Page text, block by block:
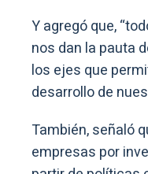
Y agregó que,
nos dan la pauta
los ejes que
desarrollo de
También, señaló
empresas por